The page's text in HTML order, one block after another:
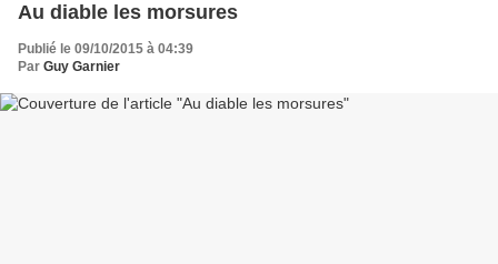
Au diable les morsures
Publié le 09/10/2015 à 04:39
Par Guy Garnier